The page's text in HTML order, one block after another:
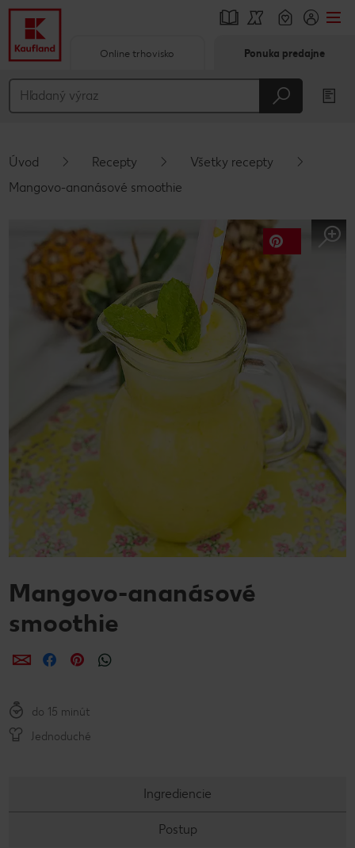
Hlavný obsah
Vyskakovací bočný panel
Online trhovisko Ponuka predajne
Úvod Recepty
Všetky recepty
Mangovo-ananásové smoothie
Mangovo-ananásové
smoothie
ZdieľaťZdieľaťZdieľať
do 15 minút
Jednoduché
Ingrediencie
Postup